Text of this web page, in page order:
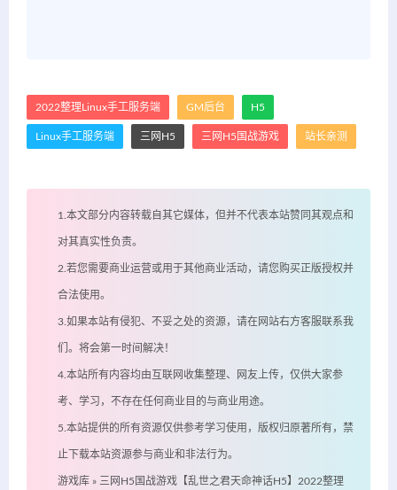
2022整理Linux手工服务端 GM后台 H5
Linux手工服务端 三网H5 三网H5国战游戏 站长亲测
1.本文部分内容转载自其它媒体，但并不代表本站赞同其观点和
对其真实性负责。
2.若您需要商业运营或用于其他商业活动，请您购买正版授权并
合法使用。
3.如果本站有侵犯、不妥之处的资源，请在网站右方客服联系我
们。将会第一时间解决！
4.本站所有内容均由互联网收集整理、网友上传，仅供大家参
考、学习，不存在任何商业目的与商业用途。
5.本站提供的所有资源仅供参考学习使用，版权归原著所有，禁
止下载本站资源参与商业和非法行为。
游戏库 » 三网H5国战游戏【乱世之君天命神话H5】2022整理